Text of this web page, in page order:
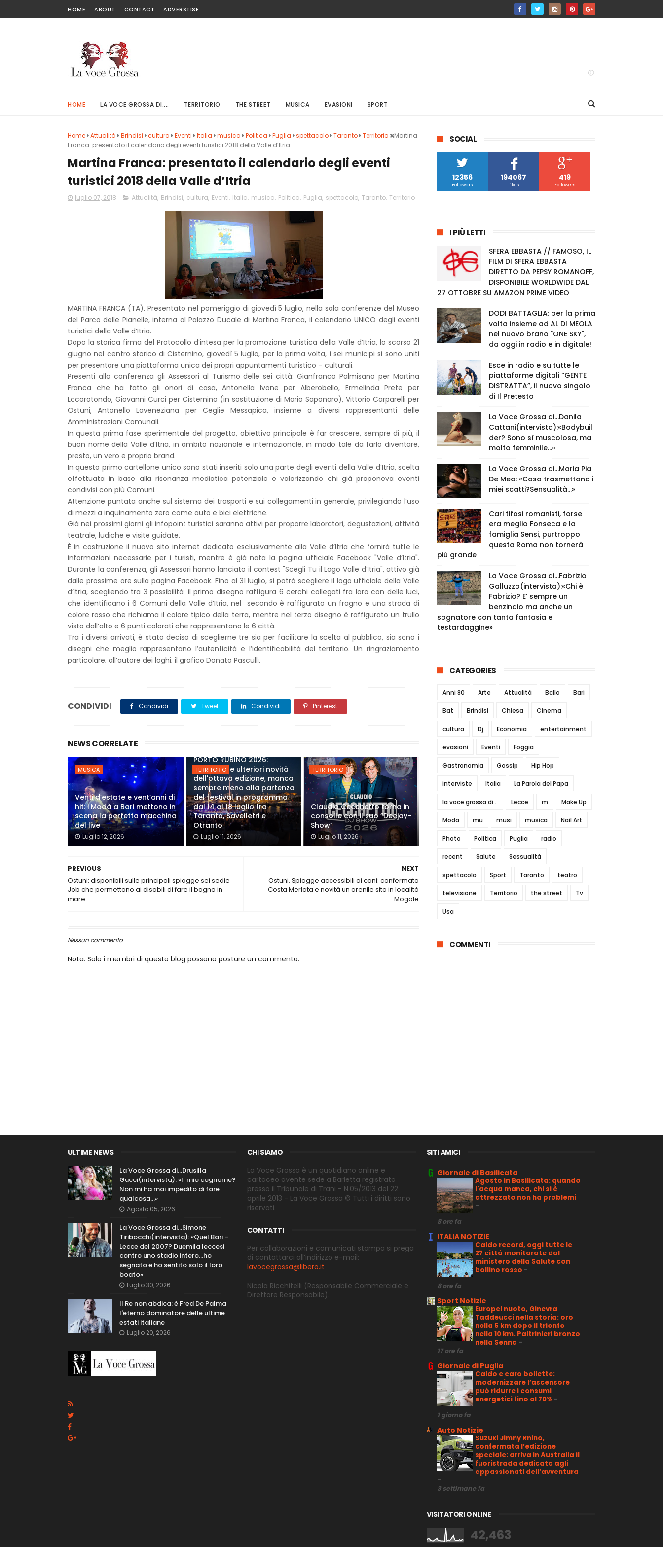
HOME ABOUT CONTACT ADVERSTISE
HOME LA VOCE GROSSA DI.... TERRITORIO THE STREET MUSICA EVASIONI SPORT
Home Attualità Brindisi cultura Eventi Italia musica Politica Puglia spettacolo Taranto Territorio
Martina
Franca: presentato il calendario degli eventi turistici 2018 della Valle d’Itria
Martina Franca: presentato il calendario degli eventi
turistici 2018 della Valle d’Itria
luglio 07, 2018 Attualità, Brindisi, cultura, Eventi, Italia, musica, Politica, Puglia, spettacolo, Taranto, Territorio
MARTINA FRANCA (TA). Presentato nel pomeriggio di giovedì 5 luglio, nella sala conferenze del Museo
del Parco delle Pianelle, interna al Palazzo Ducale di Martina Franca, il calendario UNICO degli eventi
turistici della Valle d’Itria.
Dopo la storica firma del Protocollo d’intesa per la promozione turistica della Valle d’Itria, lo scorso 21
giugno nel centro storico di Cisternino, giovedì 5 luglio, per la prima volta, i sei municipi si sono uniti
per presentare una piattaforma unica dei propri appuntamenti turistico – culturali.
Presenti alla conferenza gli Assessori al Turismo delle sei città: Gianfranco Palmisano per Martina
Franca che ha fatto gli onori di casa, Antonella Ivone per Alberobello, Ermelinda Prete per
Locorotondo, Giovanni Curci per Cisternino (in sostituzione di Mario Saponaro), Vittorio Carparelli per
Ostuni, Antonello Laveneziana per Ceglie Messapica, insieme a diversi rappresentanti delle
Amministrazioni Comunali.
In questa prima fase sperimentale del progetto, obiettivo principale è far crescere, sempre di più, il
buon nome della Valle d’Itria, in ambito nazionale e internazionale, in modo tale da farlo diventare,
presto, un vero e proprio brand.
In questo primo cartellone unico sono stati inseriti solo una parte degli eventi della Valle d’Itria, scelta
effettuata in base alla risonanza mediatica potenziale e valorizzando chi già proponeva eventi
condivisi con più Comuni.
Attenzione puntata anche sul sistema dei trasporti e sui collegamenti in generale, privilegiando l’uso
di mezzi a inquinamento zero come auto e bici elettriche.
Già nei prossimi giorni gli infopoint turistici saranno attivi per proporre laboratori, degustazioni, attività
teatrale, ludiche e visite guidate.
È in costruzione il nuovo sito internet dedicato esclusivamente alla Valle d’Itria che fornirà tutte le
informazioni necessarie per i turisti, mentre è già nata la pagina ufficiale Facebook "Valle d’Itria".
Durante la conferenza, gli Assessori hanno lanciato il contest "Scegli Tu il Logo Valle d’Itria", attivo già
dalle prossime ore sulla pagina Facebook. Fino al 31 luglio, si potrà scegliere il logo ufficiale della Valle
d’Itria, scegliendo tra 3 possibilità: il primo disegno raffigura 6 cerchi collegati fra loro con delle luci,
che identificano i 6 Comuni della Valle d’Itria, nel secondo è raffigurato un fragno e una strada di
colore rosso che richiama il colore tipico della terra, mentre nel terzo disegno è raffigurato un trullo
visto dall’alto e 6 punti colorati che rappresentano le 6 città.
Tra i diversi arrivati, è stato deciso di sceglierne tre sia per facilitare la scelta al pubblico, sia sono i
disegni che meglio rappresentano l’autenticità e l’identificabilità del territorio. Un ringraziamento
particolare, all’autore dei loghi, il grafico Donato Pasculli.
CONDIVIDI Condividi Tweet Condividi Pinterest
NEWS CORRELATE
MUSICA
Venti d’estate e vent’anni di
hit: i Modà a Bari mettono in
scena la perfetta macchina
del live
Luglio 12, 2026
TERRITORIO
PORTO RUBINO 2026:
Annunciate ulteriori novità
dell'ottava edizione, manca
sempre meno alla partenza
del festival in programma
dal 14 al 18 luglio tra
Taranto, Savelletri e
Otranto
Luglio 11, 2026
TERRITORIO
Claudio Cecchetto torna in
consolle con il suo “Deejay-
Show”
Luglio 11, 2026
NEXT
Ostuni. Spiagge accessibili ai cani: confermata
Costa Merlata e novità un arenile sito in località
Mogale
PREVIOUS
Ostuni: disponibili sulle principali spiagge sei sedie
Job che permettono ai disabili di fare il bagno in
mare
Nessun commento
Nota. Solo i membri di questo blog possono postare un commento.
SOCIAL
12356
Followers
194067
Likes
419
Followers
I PIÙ LETTI
SFERA EBBASTA // FAMOSO, IL
FILM DI SFERA EBBASTA
DIRETTO DA PEPSY ROMANOFF,
DISPONIBILE WORLDWIDE DAL
27 OTTOBRE SU AMAZON PRIME VIDEO
DODI BATTAGLIA: per la prima
volta insieme ad AL DI MEOLA
nel nuovo brano "ONE SKY",
da oggi in radio e in digitale!
Esce in radio e su tutte le
piattaforme digitali “GENTE
DISTRATTA”, il nuovo singolo
di Il Pretesto
La Voce Grossa di…Danila
Cattani(intervista):«Bodybuil
der? Sono sì muscolosa, ma
molto femminile…»
La Voce Grossa di…Maria Pia
De Meo: «Cosa trasmettono i
miei scatti?Sensualità…»
Cari tifosi romanisti, forse
era meglio Fonseca e la
famiglia Sensi, purtroppo
questa Roma non tornerà
più grande
La Voce Grossa di…Fabrizio
Galluzzo(intervista):«Chi è
Fabrizio? E’ sempre un
benzinaio ma anche un
sognatore con tanta fantasia e
testardaggine»
CATEGORIES
Anni 80 Arte Attualità Ballo Bari
Bat Brindisi Chiesa Cinema
cultura Dj Economia entertainment
evasioni Eventi Foggia
Gastronomia Gossip Hip Hop
interviste Italia La Parola del Papa
la voce grossa di... Lecce m Make Up
Moda mu musi musica Nail Art
Photo Politica Puglia radio
recent Salute Sessualità
spettacolo Sport Taranto teatro
televisione Territorio the street Tv
Usa
COMMENTI
ULTIME NEWS
La Voce Grossa di…Drusilla
Gucci(intervista): «Il mio cognome?
Non mi ha mai impedito di fare
qualcosa…»
Agosto 05, 2026
La Voce Grossa di…Simone
Tiribocchi(intervista): «Quel Bari –
Lecce del 2007? Duemila leccesi
contro uno stadio intero...ho
segnato e ho sentito solo il loro
boato»
Luglio 30, 2026
Il Re non abdica: è Fred De Palma
l'eterno dominatore delle ultime
estati italiane
Luglio 20, 2026
CHI SIAMO
La Voce Grossa è un quotidiano online e
cartaceo avente sede a Barletta registrato
presso il Tribunale di Trani - N.05/2013 del 22
aprile 2013 - La Voce Grossa © Tutti i diritti sono
riservati.
CONTATTI
Per collaborazioni e comunicati stampa si prega
di contattarci all’indirizzo e-mail:
lavocegrossa@libero.it
Nicola Ricchitelli (Responsabile Commerciale e
Direttore Responsabile).
SITI AMICI
Giornale di Basilicata
Agosto in Basilicata: quando
l'acqua manca, chi si è
attrezzato non ha problemi
-
8 ore fa
ITALIA NOTIZIE
Caldo record, oggi tutte le
27 città monitorate dal
ministero della Salute con
bollino rosso -
8 ore fa
Sport Notizie
Europei nuoto, Ginevra
Taddeucci nella storia: oro
nella 5 km dopo il trionfo
nella 10 km. Paltrinieri bronzo
nella Senna -
17 ore fa
Giornale di Puglia
Caldo e caro bollette:
modernizzare l’ascensore
può ridurre i consumi
energetici fino al 70% -
1 giorno fa
Auto Notizie
Suzuki Jimny Rhino,
confermata l’edizione
speciale: arriva in Australia il
fuoristrada dedicato agli
appassionati dell’avventura
-
3 settimane fa
VISITATORI ONLINE
42,463